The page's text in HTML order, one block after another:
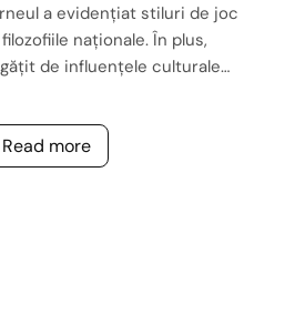
a evidențiat stiluri de joc
naționale. În plus,
de influențele culturale…
Read more